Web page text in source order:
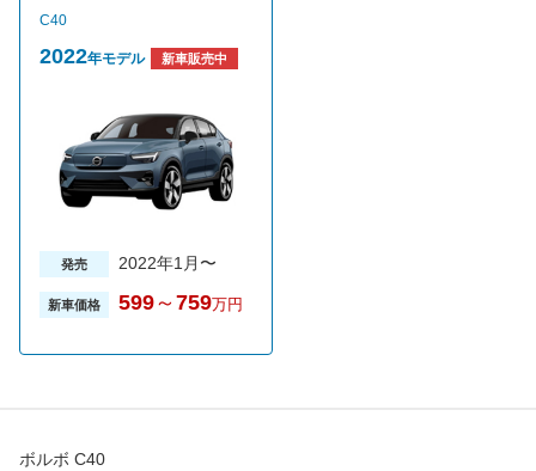
C40
2022年モデル 新車販売中
発売 2022年1月〜
新車価格 599～ 759万円
ボルボ C40